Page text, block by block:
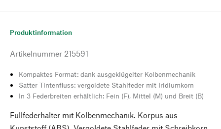
Produktinformation
Artikelnummer 215591
Kompaktes Format: dank ausgeklügelter Kolbenmechanik
Satter Tintenfluss: vergoldete Stahlfeder mit Iridiumkorn
In 3 Federbreiten erhältlich: Fein (F), Mittel (M) und Breit (B)
Füllfederhalter mit Kolbenmechanik. Korpus aus